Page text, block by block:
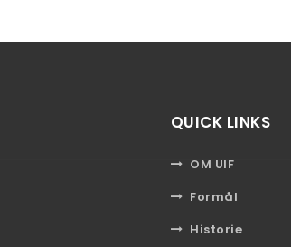
QUICK LINKS
OM UIF
Formål
Historie